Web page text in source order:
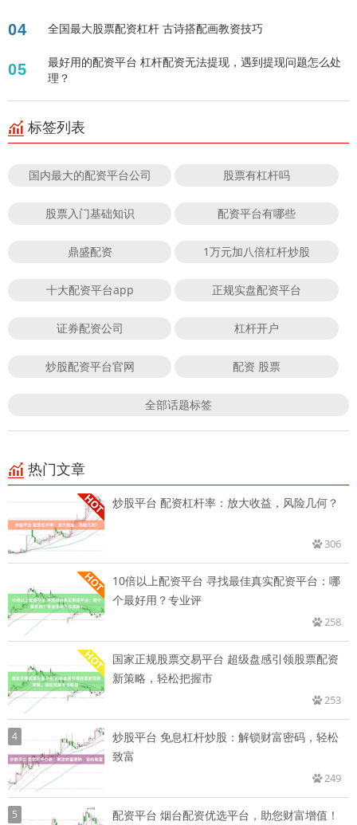
04 全国最大股票配资杠杆 古诗搭配画教资技巧
05
最好用的配资平台 杠杆配资无法提现，遇到提现问题怎么处
理？
标签列表
国内最大的配资平台公司 股票有杠杆吗
股票入门基础知识 配资平台有哪些
鼎盛配资 1万元加八倍杠杆炒股
十大配资平台app 正规实盘配资平台
证券配资公司 杠杆开户
炒股配资平台官网 配资 股票
全部话题标签
热门文章
炒股平台 配资杠杆率：放大收益，风险几何？
306
10倍以上配资平台 寻找最佳真实配资平台：哪
个最好用？专业评
258
国家正规股票交易平台 超级盘感引领股票配资
新策略，轻松把握市
253
4
炒股平台 免息杠杆炒股：解锁财富密码，轻松
致富
249
5 配资平台 烟台配资优选平台，助您财富增值！